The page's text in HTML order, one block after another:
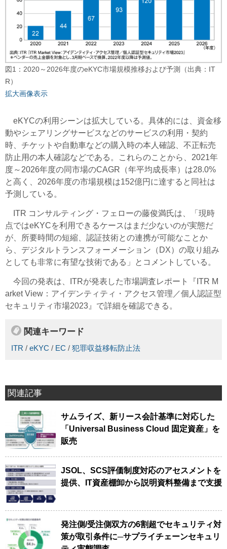
図1：2020～2026年度のeKYC市場規模推移および予測（出典：IT
R）
拡大画像表示
eKYCの利用シーンは拡大している。具体的には、資金移
動やシェアリングサービスなどのサービスの利用・契約
時、チケットや自動車などの購入時の本人確認、不正転売
防止用の本人確認などである。これらのことから、2021年
度～2026年度の同市場のCAGR（年平均成長率）は28.0%
と高く、2026年度の市場規模は152億円に達すると同社は
予測している。
ITR コンサルティング・フェローの藤俊満氏は、「現時
点ではeKYCを利用できるケースはまだ少ないのが実態だ
が、所要時間の短縮、認証技術との連携が可能なことか
ら、デジタルトランスフォーメーション（DX）の取り組み
としても非常に有望な技術である」とコメントしている。
今回の発表は、ITRが発表した市場調査レポート『ITR M
arket View：アイデンティティ・アクセス管理／個人認証型
セキュリティ市場2023』で詳細を確認できる。
関連キーワード
ITR / eKYC / EC / 犯罪収益移転防止法
関連記事
サムライズ、新リース会計基準に対応した
「Universal Business Cloud 固定資産」を
販売
JSOL、SCS評価制度対応のアセスメントを
提供、IT資産棚卸から説明資料整備まで支援
発注側/受注側双方の6割超でセキュリティ対
策が取引条件に─サプライチェーンセキュリ